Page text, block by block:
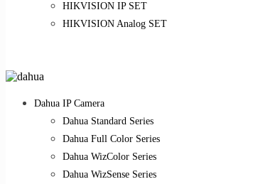
HIKVISION IP SET
HIKVISION Analog SET
Dahua IP Camera
Dahua Standard Series
Dahua Full Color Series
Dahua WizColor Series
Dahua WizSense Series